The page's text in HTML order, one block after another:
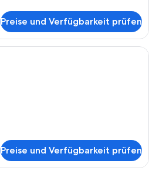
Preise und Verfügbarkeit prüfen
Ein Hotelzimmer mit Bett,
Preise und Verfügbarkeit prüfen